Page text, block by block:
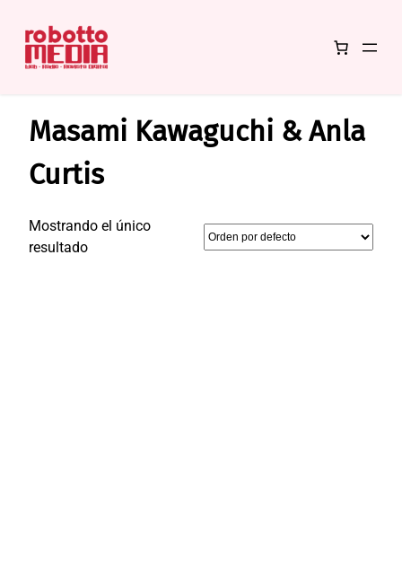
contenido
Masami Kawaguchi & Anla
Curtis
Mostrando el único
resultado